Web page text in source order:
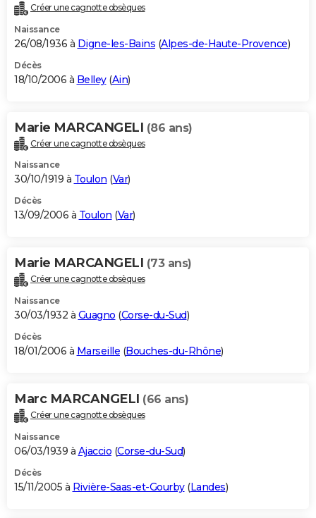
Créer une cagnotte obsèques
Naissance
26/08/1936 à Digne-les-Bains (Alpes-de-Haute-Provence)
Décès
18/10/2006 à Belley(Ain)
Marie MARCANGELI (86 ans)
Créer une cagnotte obsèques
Naissance
30/10/1919 à Toulon (Var)
Décès
13/09/2006 à Toulon (Var)
Marie MARCANGELI (73 ans)
Créer une cagnotte obsèques
Naissance
30/03/1932 à Guagno (Corse-du-Sud)
Décès
18/01/2006 à Marseille (Bouches-du-Rhône)
Marc MARCANGELI (66 ans)
Créer une cagnotte obsèques
Naissance
06/03/1939 à Ajaccio (Corse-du-Sud)
Décès
15/11/2005 à Rivière-Saas-et-Gourby(Landes)